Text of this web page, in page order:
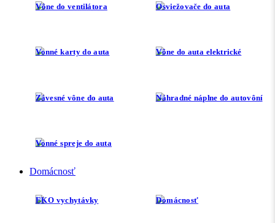
Vône do ventilátora Osviežovače do auta
Vonné karty do auta Vône do auta elektrické
Závesné vône do auta Náhradné náplne do autovôní
Vonné spreje do auta
Domácnosť
EKO vychytávky Domácnosť